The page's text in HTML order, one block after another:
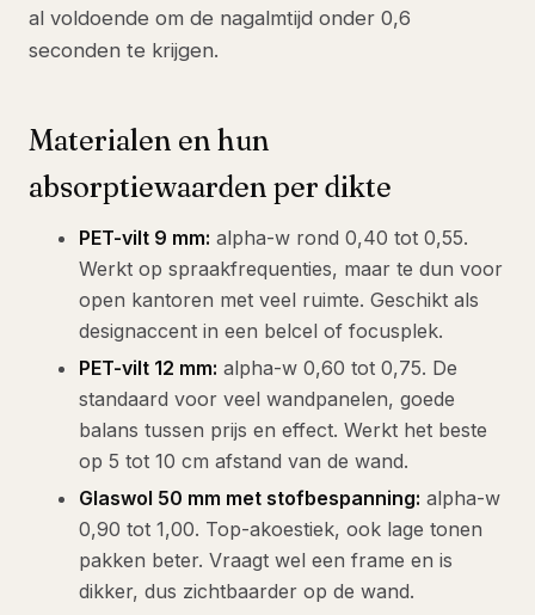
al voldoende om de nagalmtijd onder 0,6
seconden te krijgen.
Materialen en hun
absorptiewaarden per dikte
PET-vilt 9 mm: alpha-w rond 0,40 tot 0,55.
Werkt op spraakfrequenties, maar te dun voor
open kantoren met veel ruimte. Geschikt als
designaccent in een belcel of focusplek.
PET-vilt 12 mm: alpha-w 0,60 tot 0,75. De
standaard voor veel wandpanelen, goede
balans tussen prijs en effect. Werkt het beste
op 5 tot 10 cm afstand van de wand.
Glaswol 50 mm met stofbespanning: alpha-w
0,90 tot 1,00. Top-akoestiek, ook lage tonen
pakken beter. Vraagt wel een frame en is
dikker, dus zichtbaarder op de wand.